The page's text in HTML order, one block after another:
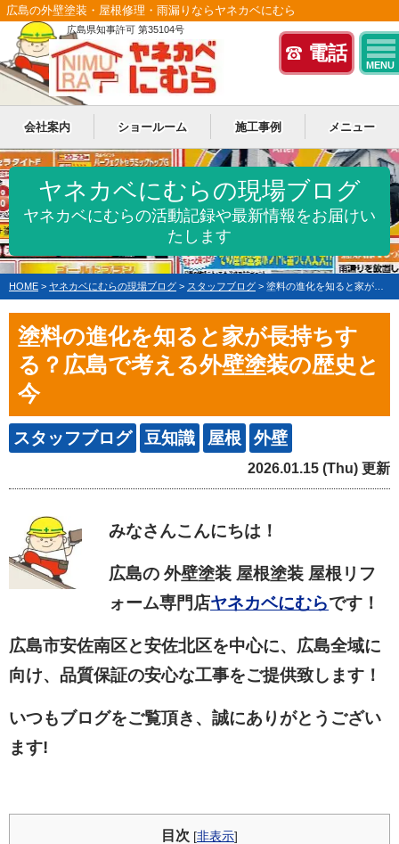
電話
MENU
広島の外壁塗装・屋根修理・雨漏りならヤネカベにむら
広島県知事許可 第35104号
会社案内 ショールーム 施工事例 メニュー
ヤネカベにむらの現場ブログ
ヤネカベにむらの活動記録や最新情報をお届けい
たします
HOME > ヤネカベにむらの現場ブログ > スタッフブログ > 塗料の進化を知ると家が長持ちする？広島で考える外壁塗装の歴史と今
塗料の進化を知ると家が長持ちす
る？広島で考える外壁塗装の歴史と
今
スタッフブログ 豆知識 屋根 外壁
2026.01.15 (Thu) 更新
みなさんこんにちは！
広島の 外壁塗装 屋根塗装 屋根リフ
ォーム専門店ヤネカベにむらです！
広島市安佐南区と安佐北区を中心に、広島全域に
向け、品質保証の安心な工事をご提供致します！
いつもブログをご覧頂き、誠にありがとうござい
ます!
目次 [非表示]